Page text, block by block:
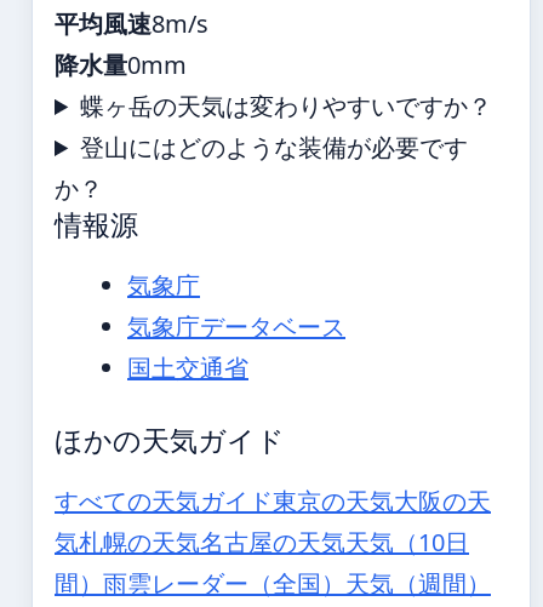
平均風速8m/s
降水量0mm
蝶ヶ岳の天気は変わりやすいですか？
登山にはどのような装備が必要です
か？
情報源
気象庁
気象庁データベース
国土交通省
ほかの天気ガイド
すべての天気ガイド東京の天気大阪の天
気札幌の天気名古屋の天気天気（10日
間） 雨雲レーダー（全国） 天気（週間）